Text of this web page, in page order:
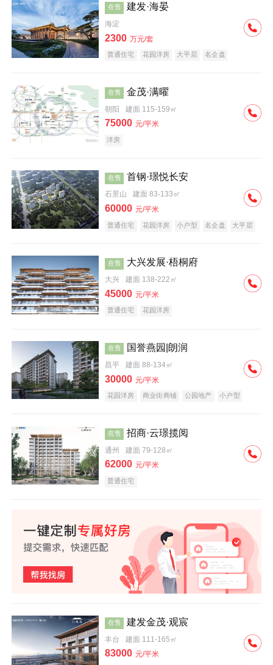
在售 建发·海晏
海淀
2300 万元/套
普通住宅 花园洋房 大平层
名企盘
在售 金茂·满曜
朝阳 建面 115-159㎡
75000 元/平米
洋房
在售 首钢·璟悦长安
石景山 建面 83-133㎡
60000 元/平米
普通住宅 花园洋房 小户型 名企盘 大平层
在售 大兴发展·梧桐府
大兴 建面 138-222㎡
45000 元/平米
普通住宅 花园洋房
在售 国誉燕园|朗润
昌平 建面 88-134㎡
30000 元/平米
花园洋房 商业街商铺 公园地产
小户型
在售 招商·云璟揽阅
通州 建面 79-128㎡
62000 元/平米
普通住宅
在售 建发金茂·观宸
丰台 建面 111-165㎡
83000 元/平米